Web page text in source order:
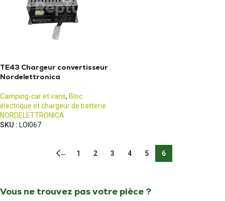
TE43 Chargeur convertisseur
Nordelettronica
Camping-car et vans, Bloc
électrique et chargeur de batterie
NORDELETTRONICA
SKU : LOI067
← 1 2 3 4 5 6
Vous ne trouvez pas votre pièce ?